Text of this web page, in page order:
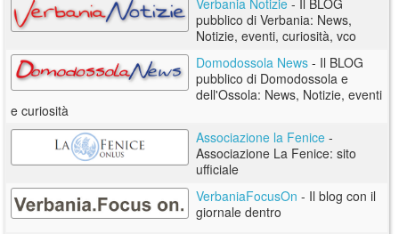
Verbania Notizie - Il BLOG
pubblico di Verbania: News,
Notizie, eventi, curiosità, vco
Domodossola News - Il BLOG
pubblico di Domodossola e
dell'Ossola: News, Notizie, eventi
e curiosità
Associazione la Fenice -
Associazione La Fenice: sito
ufficiale
VerbaniaFocusOn - Il blog con il
giornale dentro